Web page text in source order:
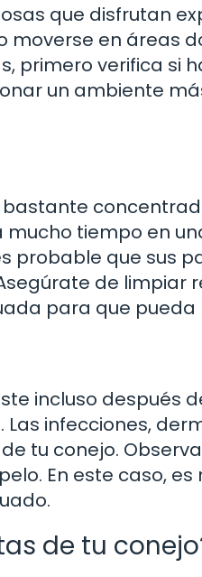
que disfrutan
moverse en áreas
primero verifica si
un ambiente
tiempo en
probable que sus
de limpiar
para que pueda
incluso después
infecciones,
tu conejo.
En este caso,
de tu